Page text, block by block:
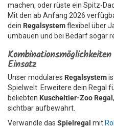
machen, oder rüste ein Spitz-
Mit den ab Anfang 2026
dein Regalsystemflexibel über
umbauen und bei Bedarf sogar
Einsatz
Unser modulares Regalsystem
Spielwelt. Erweitere dein Regal
beliebten Kuscheltier-Zoo Regal
sichtbar aufbewahrt.
Verwandle das Spielregal mit